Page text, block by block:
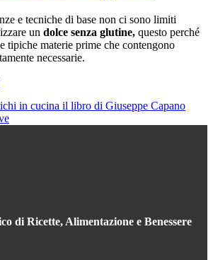
e tecniche di base non ci sono limiti
un dolce senza glutine, questo perché
tipiche materie prime che contengono
necessarie.
di Ricette, Alimentazione e Benessere